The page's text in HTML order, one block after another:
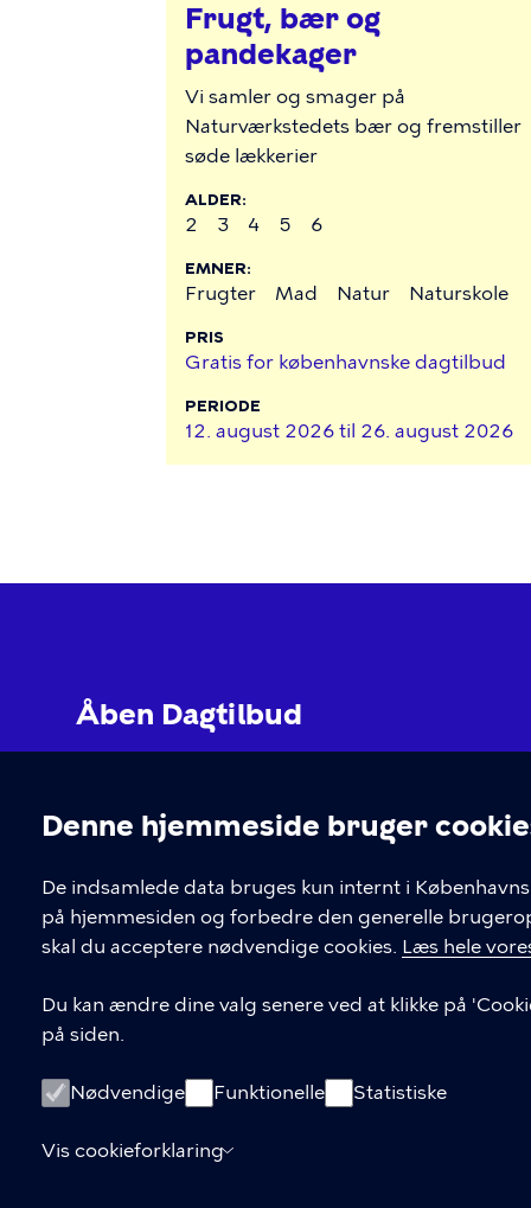
Denne hjemmeside bruger
De indsamlede data bruges kun internt i
på hjemmesiden og forbedre den generelle
skal du acceptere nødvendige cookies. Læs hele
Du kan ændre dine valg senere ved at klikke på
på siden.
Nødvendige Funktionelle Statistiske
Vis cookieforklaring
Frugt, bær og
pandekager
Vi samler og smager på
Naturværkstedets bær og fremstiller
søde lækkerier
ALDER
2 3 4 5 6
EMNER
Frugter Mad Natur Naturskole
PRIS
Gratis for københavnske dagtilbud
PERIODE
12. august 2026 til 26. august 2026
Åben Dagtilbud
Børne- og ungdomsforvaltningen